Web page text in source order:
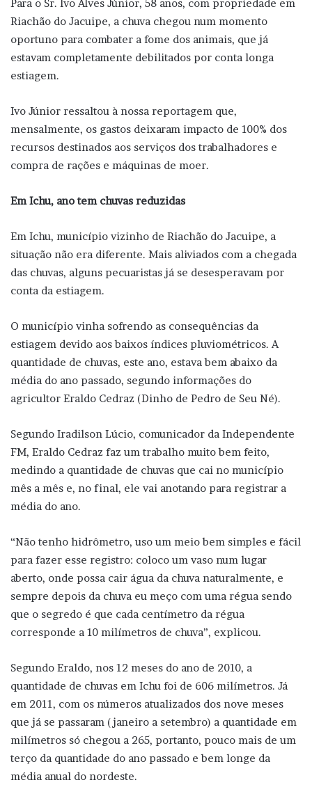
Para o Sr. Ivo Alves Júnior, 58 anos, com propriedade em
Riachão do Jacuipe, a chuva chegou num momento
oportuno para combater a fome dos animais, que já
estavam completamente debilitados por conta longa
estiagem.
Ivo Júnior ressaltou à nossa reportagem que,
mensalmente, os gastos deixaram impacto de 100% dos
recursos destinados aos serviços dos trabalhadores e
compra de rações e máquinas de moer.
Em Ichu, ano tem chuvas reduzidas
Em Ichu, município vizinho de Riachão do Jacuipe, a
situação não era diferente. Mais aliviados com a chegada
das chuvas, alguns pecuaristas já se desesperavam por
conta da estiagem.
O município vinha sofrendo as consequências da
estiagem devido aos baixos índices pluviométricos. A
quantidade de chuvas, este ano, estava bem abaixo da
média do ano passado, segundo informações do
agricultor Eraldo Cedraz (Dinho de Pedro de Seu Né).
Segundo Iradilson Lúcio, comunicador da Independente
FM, Eraldo Cedraz faz um trabalho muito bem feito,
medindo a quantidade de chuvas que cai no município
mês a mês e, no final, ele vai anotando para registrar a
média do ano.
“Não tenho hidrômetro, uso um meio bem simples e fácil
para fazer esse registro: coloco um vaso num lugar
aberto, onde possa cair água da chuva naturalmente, e
sempre depois da chuva eu meço com uma régua sendo
que o segredo é que cada centímetro da régua
corresponde a 10 milímetros de chuva”, explicou.
Segundo Eraldo, nos 12 meses do ano de 2010, a
quantidade de chuvas em Ichu foi de 606 milímetros. Já
em 2011, com os números atualizados dos nove meses
que já se passaram (janeiro a setembro) a quantidade em
milímetros só chegou a 265, portanto, pouco mais de um
terço da quantidade do ano passado e bem longe da
média anual do nordeste.